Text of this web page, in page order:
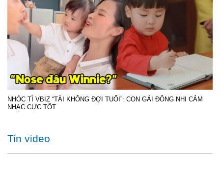
NHÓC TÌ VBIZ “TÀI KHÔNG ĐỢI TUỔI”: CON GÁI ĐÔNG NHI CẢM
NHẠC CỰC TỐT
Tin video